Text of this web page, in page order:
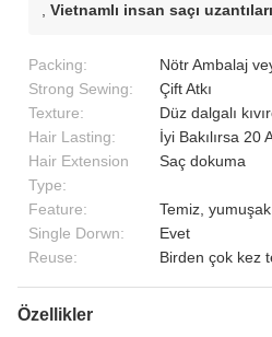
Vietnamlı insan saçı
Packing:
Nötr Ambalaj
Strong Sewing:
Çift Atkı
Texture:
Düz dalgalı
Hair Lasting:
İyi Bakılırsa 20
Hair Extension
Type:
Saç dokuma
Feature:
Temiz,
Single Dorwn:
Evet
Reuse:
Birden çok kez
Özellikler